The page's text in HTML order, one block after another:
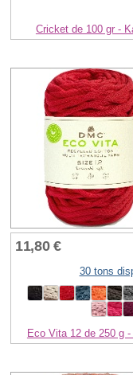
Cricket de 100 gr -
11,80 €
30 tons
Eco Vita 12 de 250 g -